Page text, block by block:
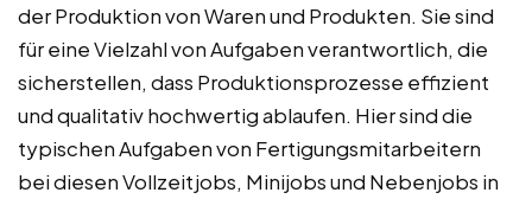
der Produktion von Waren und Produkten. Sie sind
für eine Vielzahl von Aufgaben verantwortlich, die
sicherstellen, dass Produktionsprozesse effizient
und qualitativ hochwertig ablaufen. Hier sind die
typischen Aufgaben von Fertigungsmitarbeitern
bei diesen Vollzeitjobs, Minijobs und Nebenjobs in